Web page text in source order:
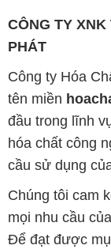
CÔNG TY
PHÁT
Công ty Hóa
tên miền
đầu trong lĩnh
hóa chất công
cầu sử dụng
Chúng tôi cam
mọi nhu cầu
Để đạt được